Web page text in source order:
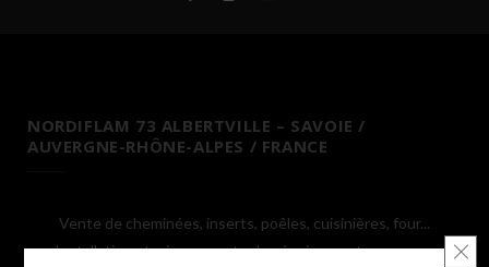
NORDIFLAM 73 ALBERTVILLE – SAVOIE /
AUVERGNE-RHÔNE-ALPES / FRANCE
Vente de cheminées, inserts, poêles, cuisinières, four...
Installation et mise en route des équipements que vous